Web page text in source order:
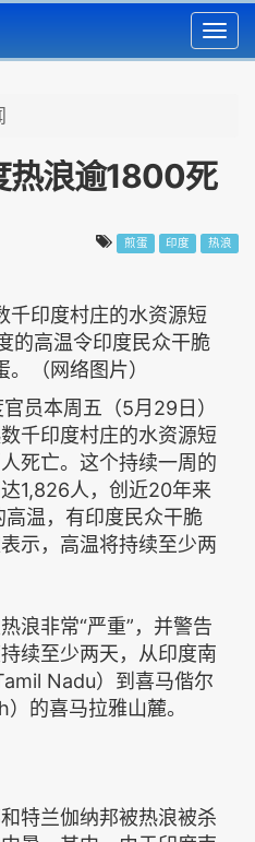
热浪逾1800死
煎蛋 印度 热浪
千印度村庄的水资源短
的高温令印度民众干脆
（网络图片）
员本周五（5月29日）
千印度村庄的水资源短
死亡。这个持续一周的
1,826人，创近20年来
温，有印度民众干脆
示，高温将持续至少两
浪非常“严重”，并警告
续至少两天，从印度南
Nadu）到喜马偕尔
的喜马拉雅山麓。
特兰伽纳邦被热浪被杀